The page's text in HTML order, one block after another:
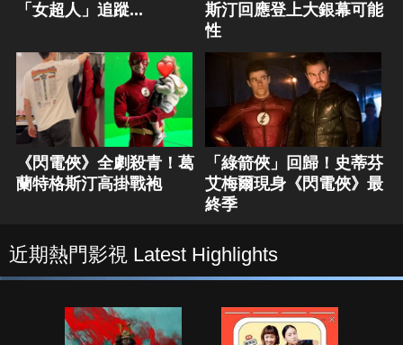
「女超人」追蹤...
斯汀回應登上大銀幕可能
性
《閃電俠》全劇殺青！葛
蘭特格斯汀高掛戰袍
「綠箭俠」回歸！史蒂芬
艾梅爾現身《閃電俠》最
終季
近期熱門影視 Latest Highlights